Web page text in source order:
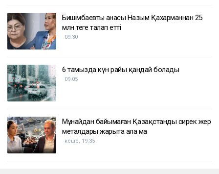
Бишімбаевтың анасы Назым Қахарманнан 25
млн теңге талап етті
09:30
6 тамызда күн райы қандай болады
09:05
Мұнайдан байымаған Қазақстанды сирек жер
металдары жарыта ала ма
кеше, 19:35